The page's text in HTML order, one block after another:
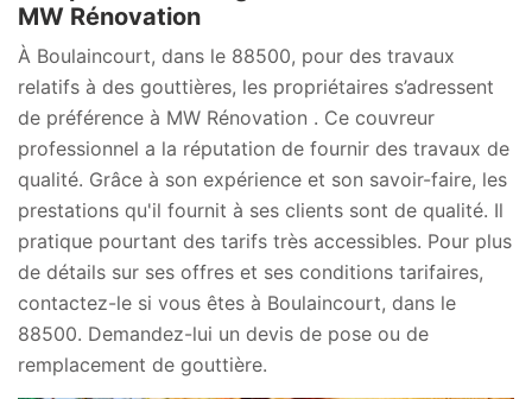
MW Rénovation
À Boulaincourt, dans le 88500, pour des travaux
relatifs à des gouttières, les propriétaires s’adressent
de préférence à MW Rénovation . Ce couvreur
professionnel a la réputation de fournir des travaux de
qualité. Grâce à son expérience et son savoir-faire, les
prestations qu'il fournit à ses clients sont de qualité. Il
pratique pourtant des tarifs très accessibles. Pour plus
de détails sur ses offres et ses conditions tarifaires,
contactez-le si vous êtes à Boulaincourt, dans le
88500. Demandez-lui un devis de pose ou de
remplacement de gouttière.